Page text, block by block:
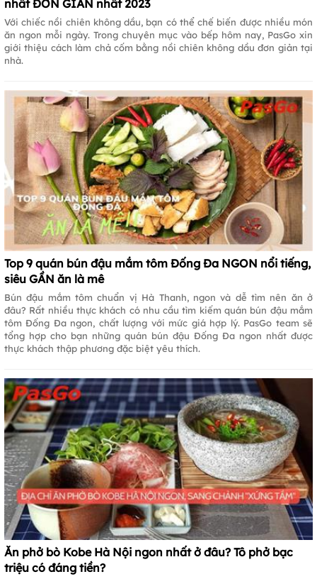
nhất ĐƠN GIẢN nhất 2023
Với chiếc nồi chiên không dầu, bạn có thể chế biến được nhiều món
ăn ngon mỗi ngày. Trong chuyên mục vào bếp hôm nay, PasGo xin
giới thiệu cách làm chả cốm bằng nồi chiên không dầu đơn giản tại
nhà.
Top 9 quán bún đậu mắm tôm Đống Đa NGON nổi tiếng,
siêu GẦN ăn là mê
Bún đậu mắm tôm chuẩn vị Hà Thanh, ngon và dễ tìm nên ăn ở
đâu? Rất nhiều thực khách có nhu cầu tìm kiếm quán bún đậu mắm
tôm Đống Đa ngon, chất lượng với mức giá hợp lý. PasGo team sẽ
tổng hợp cho bạn những quán bún đậu Đống Đa ngon nhất được
thực khách thập phương đặc biệt yêu thích.
Ăn phở bò Kobe Hà Nội ngon nhất ở đâu? Tô phở bạc
triệu có đáng tiền?